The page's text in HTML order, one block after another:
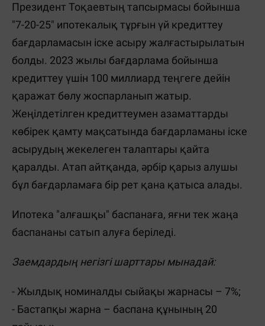
Президент Тоқаевтың тапсырмасы бойынша
"7-20-25" ипотекалық тұрғын үй кредиттеу
бағдарламасын іске асыру жалғастырылатын
болды. 2023 жылы бағдарлама бойынша
кредиттеу үшін 100 миллиард теңгеге дейін
қаражат бөлу жоспарланып жатыр.
Жеңілдетілген кредиттеумен азаматтарды
көбірек қамту мақсатында бағдарламаны іске
асырудың жекелеген талаптары қайта
қаралды. Атап айтқанда, әрбір қарыз алушы
бұл бағдарламаға бір рет қана қатыса алады.
Ипотека "алғашқы" баспанаға, яғни тек жаңа
баспананы сатып алуға беріледі.
Заемдардың негізгі шарттары мынадай:
- Жылдық номиналды сыйақы жарнасы – 7%;
- Бастапқы жарна – баспана құнының 20